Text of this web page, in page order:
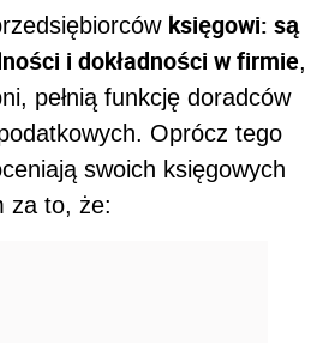
księgowi: są
i dokładności w firmie,
pełnią funkcję doradców
Oprócz tego
swoich księgowych
za to, że: